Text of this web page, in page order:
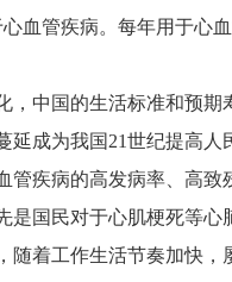
血管疾病。每年用于心
，中国的生活标准和预
成为我国21世纪提高人
疾病的高发病率、高
国民对于心肌梗死等
随着工作生活节奏加快